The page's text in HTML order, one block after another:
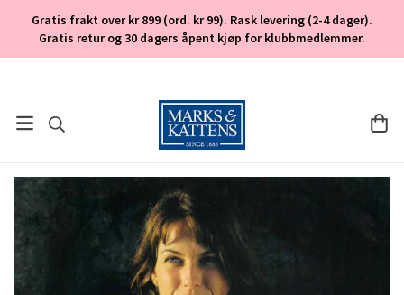
Gratis frakt over kr 899 (ord. kr 99). Rask levering (2-4 dager).
Gratis retur og 30 dagers åpent kjøp for klubbmedlemmer.